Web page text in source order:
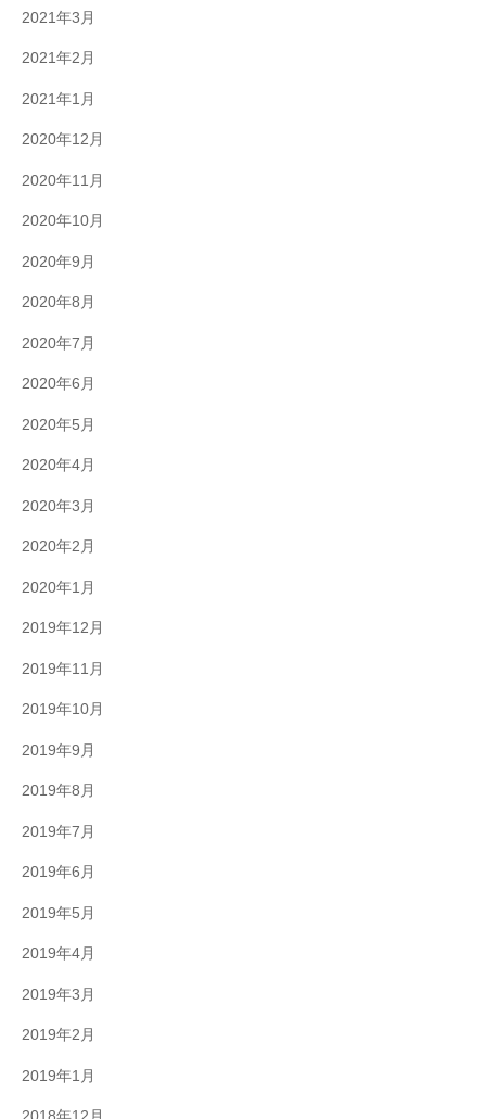
2021年3月
2021年2月
2021年1月
2020年12月
2020年11月
2020年10月
2020年9月
2020年8月
2020年7月
2020年6月
2020年5月
2020年4月
2020年3月
2020年2月
2020年1月
2019年12月
2019年11月
2019年10月
2019年9月
2019年8月
2019年7月
2019年6月
2019年5月
2019年4月
2019年3月
2019年2月
2019年1月